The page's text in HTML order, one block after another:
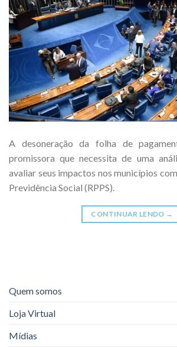
A desoneração da folha de
promissora que necessita de uma
avaliar seus impactos nos municípios
Previdência Social (RPPS).
CONTINUAR LENDO →
Quem somos
Loja Virtual
Mídias